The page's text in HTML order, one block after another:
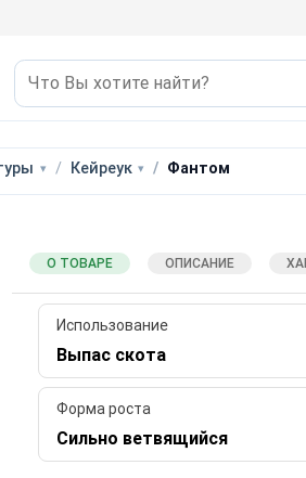
Кейреук Фантом
О ТОВАРЕ ОПИСАНИЕ
Использование
Выпас скота
Форма роста
Сильно ветвящийся